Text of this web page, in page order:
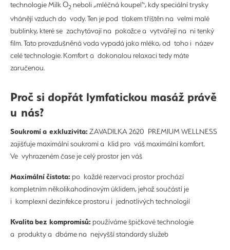
technologie Milk O2 neboli „mléčná koupel“, kdy speciální trysky
vhánějí vzduch do vody. Ten je pod tlakem tříštěn na velmi malé
bublinky, které se zachytávají na pokožce a vytvářejí na ni tenký
film. Tato provzdušněná voda vypadá jako mléko, od toho i název
celé technologie. Komfort a dokonalou relaxaci tedy máte
zaručenou.
Proč si dopřát lymfatickou masáž právě
u nás?
Soukromí a exkluzivita: ZAVADILKA 2620 PREMIUM WELLNESS
zajišťuje maximální soukromí a klid pro váš maximální komfort.
Ve vyhrazeném čase je celý prostor jen váš
Maximální čistota: po každé rezervaci prostor prochází
kompletním několikahodinovým úklidem, jehož součástí je
i komplexní dezinfekce prostoru i jednotlivých technologií
Kvalita bez kompromisů: používáme špičkové technologie
a produkty a dbáme na nejvyšší standardy služeb